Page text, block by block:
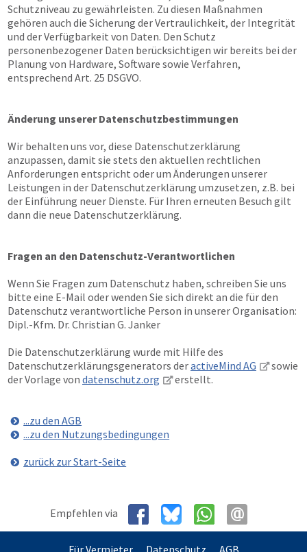
Schutzniveau zu gewährleisten. Zu diesen Maßnahmen
gehören auch die Sicherung der Vertraulichkeit, der Integrität
und der Verfügbarkeit von Daten. Den Schutz
personenbezogener Daten berücksichtigen wir bereits bei der
Planung von Hardware, Software sowie Verfahren,
entsprechend Art. 25 DSGVO.
Änderung unserer Datenschutzbestimmungen
Wir behalten uns vor, diese Datenschutzerklärung
anzupassen, damit sie stets den aktuellen rechtlichen
Anforderungen entspricht oder um Änderungen unserer
Leistungen in der Datenschutzerklärung umzusetzen, z.B. bei
der Einführung neuer Dienste. Für Ihren erneuten Besuch gilt
dann die neue Datenschutzerklärung.
Fragen an den Datenschutz-Verantwortlichen
Wenn Sie Fragen zum Datenschutz haben, schreiben Sie uns
bitte eine E-Mail oder wenden Sie sich direkt an die für den
Datenschutz verantwortliche Person in unserer Organisation:
Dipl.-Kfm. Dr. Christian G. Janker
Die Datenschutzerklärung wurde mit Hilfe des
Datenschutzerklärungsgenerators deractiveMind AG
sowie
der Vorlage von datenschutz.org erstellt.
...zu den AGB
...zu den Nutzungsbedingungen
zurück zur Start-Seite
Empfehlen via
Für Vermieter Datenschutz AGB